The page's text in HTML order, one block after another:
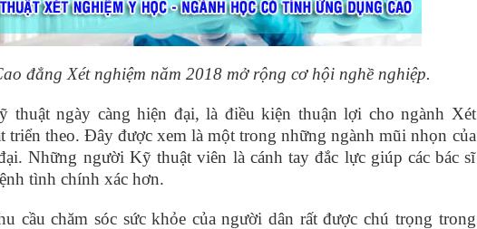
đẳng Xét nghiệm năm 2018 mở rộng cơ hội nghề nghiệp.
thuật ngày càng hiện đại, là điều kiện thuận lợi cho ngành Xét
triển theo. Đây được xem là một trong những ngành mũi nhọn của
Những người Kỹ thuật viên là cánh tay đắc lực giúp các bác sĩ
tình chính xác hơn.
cầu chăm sóc sức khỏe của người dân rất được chú trọng trong